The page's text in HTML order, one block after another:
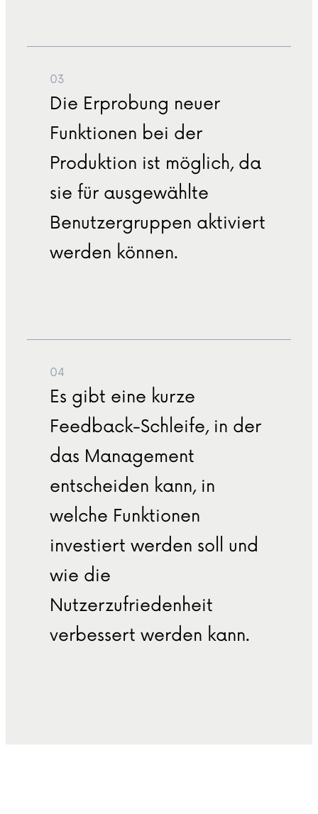
03
Die Erprobung neuer
Funktionen bei der
Produktion ist möglich, da
sie für ausgewählte
Benutzergruppen aktiviert
werden können.
04
Es gibt eine kurze
Feedback-Schleife, in der
das Management
entscheiden kann, in
welche Funktionen
investiert werden soll und
wie die
Nutzerzufriedenheit
verbessert werden kann.